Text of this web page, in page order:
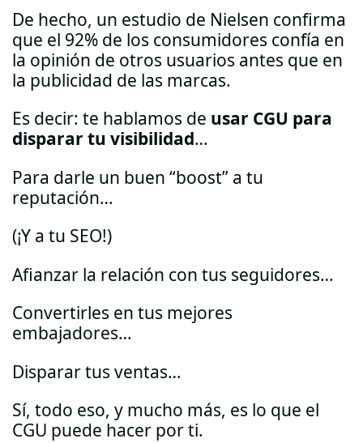
De hecho, un estudio de Nielsen confirma
que el 92% de los consumidores confía en
la opinión de otros usuarios antes que en
la publicidad de las marcas.
Es decir: te hablamos de usar CGU para
disparar tu visibilidad…
Para darle un buen “boost” a tu
reputación…
(¡Y a tu SEO!)
Afianzar la relación con tus seguidores…
Convertirles en tus mejores
embajadores…
Disparar tus ventas…
Sí, todo eso, y mucho más, es lo que el
CGU puede hacer por ti.